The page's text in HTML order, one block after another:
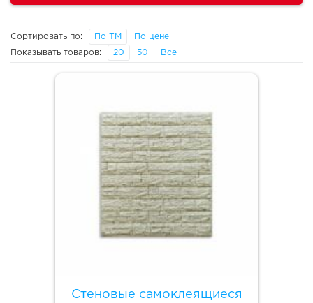
Сортировать по: По ТМ По цене
Показывать товаров: 20 50 Все
Стеновые самоклеящиеся